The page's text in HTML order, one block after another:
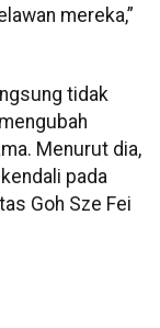
mereka,”
tidak
Menurut dia,
pada
Goh Sze Fei